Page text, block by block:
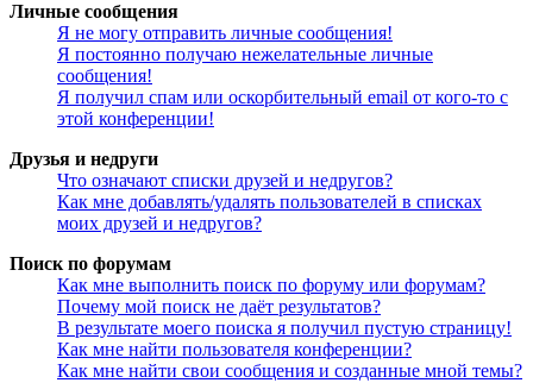
Личные сообщения
Я не могу отправить личные сообщения!
Я постоянно получаю нежелательные личные
сообщения!
Я получил спам или оскорбительный email от кого-то с
этой конференции!
Друзья и недруги
Что означают списки друзей и недругов?
Как мне добавлять/удалять пользователей в списках
моих друзей и недругов?
Поиск по форумам
Как мне выполнить поиск по форуму или форумам?
Почему мой поиск не даёт результатов?
В результате моего поиска я получил пустую страницу!
Как мне найти пользователя конференции?
Как мне найти свои сообщения и созданные мной темы?